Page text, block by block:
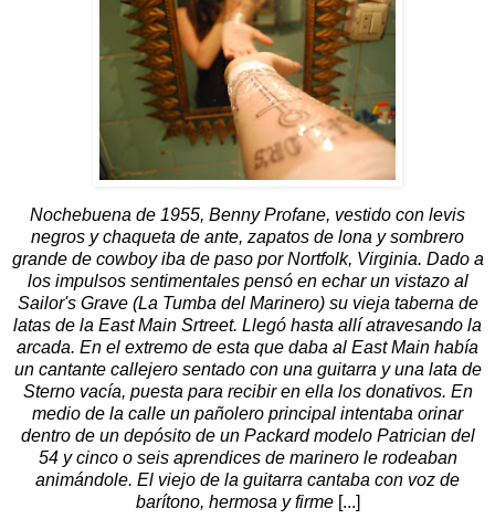
Nochebuena de 1955, Benny Profane, vestido con levis
negros y chaqueta de ante, zapatos de lona y sombrero
grande de cowboy iba de paso por Nortfolk, Virginia. Dado a
los impulsos sentimentales pensó en echar un vistazo al
Sailor's Grave (La Tumba del Marinero) su vieja taberna de
latas de la East Main Srtreet. Llegó hasta allí atravesando la
arcada. En el extremo de esta que daba al East Main había
un cantante callejero sentado con una guitarra y una lata de
Sterno vacía, puesta para recibir en ella los donativos. En
medio de la calle un pañolero principal intentaba orinar
dentro de un depósito de un Packard modelo Patrician del
54 y cinco o seis aprendices de marinero le rodeaban
animándole. El viejo de la guitarra cantaba con voz de
barítono, hermosa y firme [...]